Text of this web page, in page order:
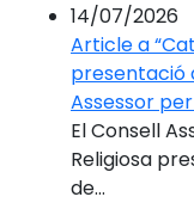
14/07/2026
Article a
presentació
Assessor
El Consell
Religiosa
de...